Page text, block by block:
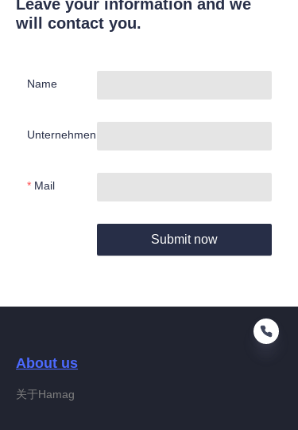
Leave your information and we
will contact you.
Name
Unternehmen
Mail
Submit now
About us
关于Hamag